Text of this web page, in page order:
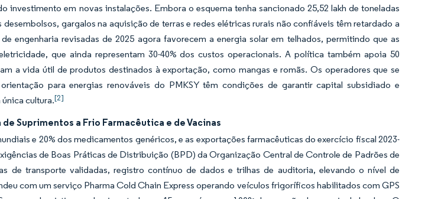
investimento em novas instalações. Embora o esquema tenha sancionado 25,52 lakh de toneladas
gargalos na aquisição de terras e redes elétricas rurais não confiáveis têm retardado a
engenharia revisadas de 2025 agora favorecem a energia solar em telhados, permitindo que as
que ainda representam 30-40% dos custos operacionais. A política também apoia 50
a vida útil de produtos destinados à exportação, como mangas e romãs. Os operadores que se
para energias renováveis do PMKSY têm condições de garantir capital subsidiado e
cultura.[2]
Suprimentos a Frio Farmacêutica e de Vacinas
e 20% dos medicamentos genéricos, e as exportações farmacêuticas do exercício fiscal 2023-
de Boas Práticas de Distribuição (BPD) da Organização Central de Controle de Padrões de
de transporte validadas, registro contínuo de dados e trilhas de auditoria, elevando o nível de
com um serviço Pharma Cold Chain Express operando veículos frigoríficos habilitados com GPS